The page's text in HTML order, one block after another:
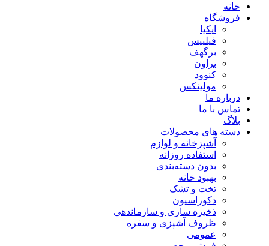
خانه
فروشگاه
ایکیا
فیلیپس
برگهف
براون
کنوود
مولینکس
درباره ما
تماس با ما
بلاگ
دسته های محصولات
آشپزخانه و لوازم
استفاده روزانه
بدون دسته‌بندی
بهبود خانه
تخت و تشک
دکوراسیون
ذخیره سازی و سازماندهی
ظروف آشپزی و سفره
عمومی